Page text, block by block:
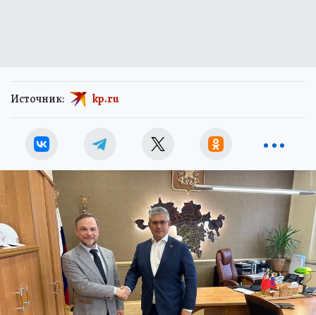
Источник: kp.ru